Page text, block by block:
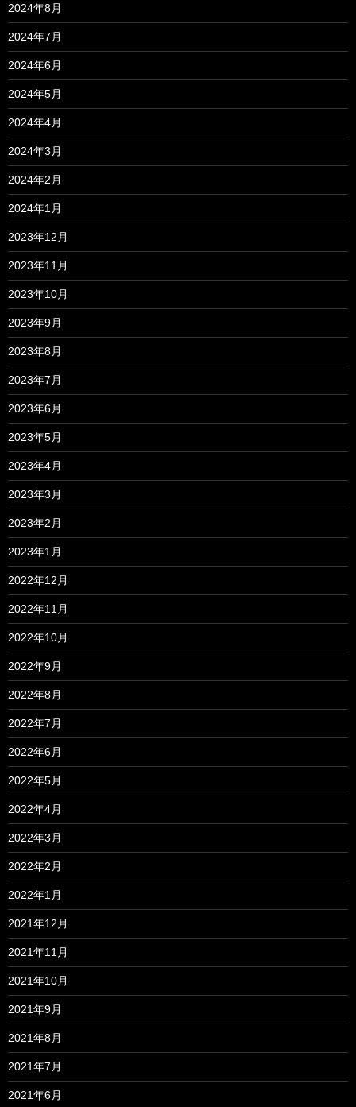
2024年8月
2024年7月
2024年6月
2024年5月
2024年4月
2024年3月
2024年2月
2024年1月
2023年12月
2023年11月
2023年10月
2023年9月
2023年8月
2023年7月
2023年6月
2023年5月
2023年4月
2023年3月
2023年2月
2023年1月
2022年12月
2022年11月
2022年10月
2022年9月
2022年8月
2022年7月
2022年6月
2022年5月
2022年4月
2022年3月
2022年2月
2022年1月
2021年12月
2021年11月
2021年10月
2021年9月
2021年8月
2021年7月
2021年6月